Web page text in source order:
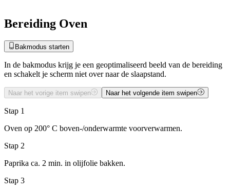
Bereiding Oven
Bakmodus starten
In de bakmodus krijg je een geoptimaliseerd beeld van de bereiding
en schakelt je scherm niet over naar de slaapstand.
Naar het vorige item swipen Naar het volgende item swipen
Stap 1
Oven op 200° C boven-/onderwarmte voorverwarmen.
Stap 2
Paprika ca. 2 min. in olijfolie bakken.
Stap 3